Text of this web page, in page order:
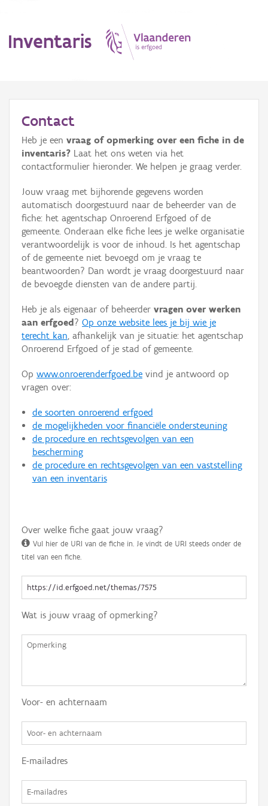
Inventaris
Erfgoedobject
Aanduidingsobject
Waarneming
Thema
Gebeurtenis
Persoon of collectief
Hergebruik
Aanmelden
Contact
Heb je een vraag of opmerking over een fiche in de
inventaris? Laat het ons weten via het
contactformulier hieronder. We helpen je graag verder.
Jouw vraag met bijhorende gegevens worden
automatisch doorgestuurd naar de beheerder van de
fiche: het agentschap Onroerend Erfgoed of de
gemeente. Onderaan elke fiche lees je welke organisatie
verantwoordelijk is voor de inhoud. Is het agentschap
of de gemeente niet bevoegd om je vraag te
beantwoorden? Dan wordt je vraag doorgestuurd naar
de bevoegde diensten van de andere partij.
Heb je als eigenaar of beheerder vragen over werken
aan erfgoed ? Op onze website lees je bij wie je
terecht kan, afhankelijk van je situatie: het agentschap
Onroerend Erfgoed of je stad of gemeente.
Op www.onroerenderfgoed.be vind je antwoord op
vragen over:
de soorten onroerend erfgoed
de mogelijkheden voor financiële ondersteuning
de procedure en rechtsgevolgen van een
bescherming
de procedure en rechtsgevolgen van een vaststelling
van een inventaris
Over welke fiche gaat jouw vraag?
Vul hier de URI van de fiche in. Je vindt de URI steeds onder de
titel van een fiche.
Wat is jouw vraag of opmerking?
Voor- en achternaam
E-mailadres